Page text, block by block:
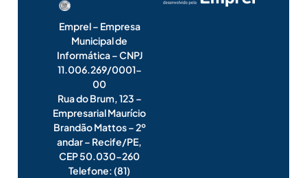
Emprel – Empresa
Municipal de
Informática – CNPJ
11.006.269/0001-
00
Rua do Brum, 123 –
Empresarial Maurício
Brandão Mattos – 2º
andar – Recife/PE,
CEP 50.030-260
Telefone: (81)